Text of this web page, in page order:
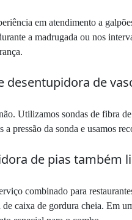
em atendimento a
a madrugada ou nos
desentupidora de
Utilizamos sondas de fibra
a pressão da sonda e usamos
de pias também
combinado para
de caixa de gordura cheia. Em